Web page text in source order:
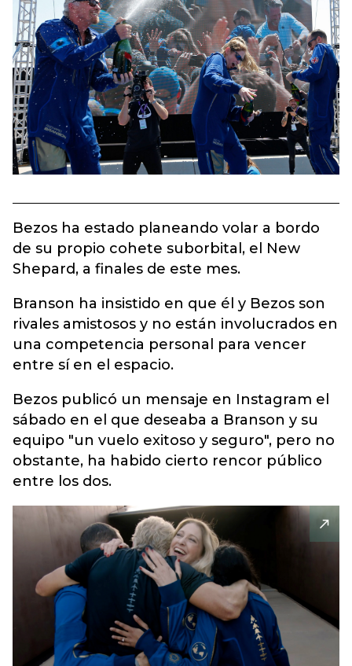
Bezos ha estado planeando volar a bordo
de su propio cohete suborbital, el New
Shepard, a finales de este mes.
Branson ha insistido en que él y Bezos son
rivales amistosos y no están involucrados en
una competencia personal para vencer
entre sí en el espacio.
Bezos publicó un mensaje en Instagram el
sábado en el que deseaba a Branson y su
equipo "un vuelo exitoso y seguro", pero no
obstante, ha habido cierto rencor público
entre los dos.